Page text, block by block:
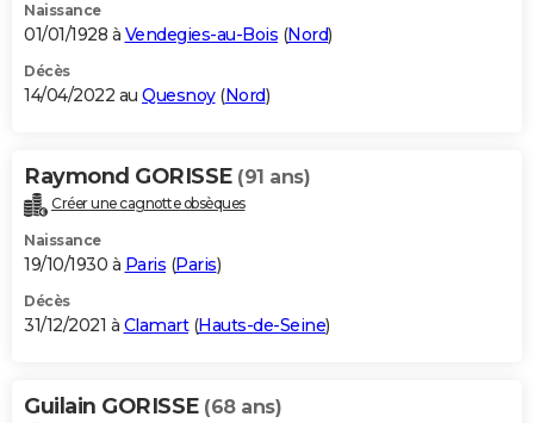
Naissance
01/01/1928 à Vendegies-au-Bois (Nord)
Décès
14/04/2022 au Quesnoy(Nord)
Raymond GORISSE (91 ans)
Créer une cagnotte obsèques
Naissance
19/10/1930 à Paris (Paris)
Décès
31/12/2021 à Clamart(Hauts-de-Seine)
Guilain GORISSE (68 ans)